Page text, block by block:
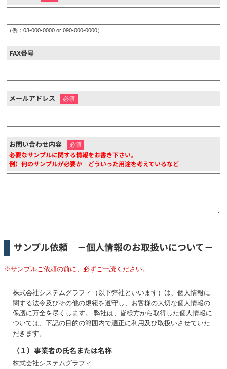
（例：03-000-0000 or 090-000-0000）
FAX番号
メールアドレス ※
お問い合わせ内容 ※
必要なサンプルに関する情報をお書き下さい。
例）何のサンプルが必要か どういった用途を考えているなど
サンプル依頼 －個人情報のお取扱いについて－
※サンプルご依頼の前に、必ずご一読ください。
株式会社システムグラフィ（以下弊社といいます）は、個人情報に
関する法令及びその他の規範を遵守し、お客様の大切な個人情報の
保護に万全を尽くします。 弊社は、皆様方から取得した個人情報に
ついては、下記の目的の範囲内で適正に利用及び取扱いさせていた
だきます。
（１）事業者の氏名または名称
株式会社システムグラフィ